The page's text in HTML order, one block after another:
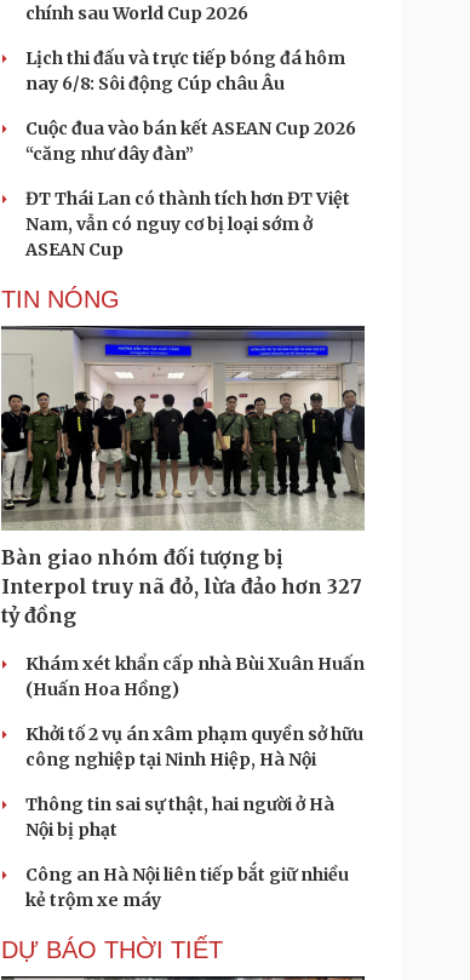
chính sau World Cup 2026
Lịch thi đấu và trực tiếp bóng đá hôm
nay 6/8: Sôi động Cúp châu Âu
Cuộc đua vào bán kết ASEAN Cup 2026
“căng như dây đàn”
ĐT Thái Lan có thành tích hơn ĐT Việt
Nam, vẫn có nguy cơ bị loại sớm ở
ASEAN Cup
TIN NÓNG
Bàn giao nhóm đối tượng bị
Interpol truy nã đỏ, lừa đảo hơn 327
tỷ đồng
Khám xét khẩn cấp nhà Bùi Xuân Huấn
(Huấn Hoa Hồng)
Khởi tố 2 vụ án xâm phạm quyền sở hữu
công nghiệp tại Ninh Hiệp, Hà Nội
Thông tin sai sự thật, hai người ở Hà
Nội bị phạt
Công an Hà Nội liên tiếp bắt giữ nhiều
kẻ trộm xe máy
DỰ BÁO THỜI TIẾT